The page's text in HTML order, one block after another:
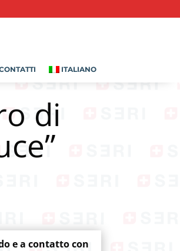
ITALIANO
di
e a contatto con